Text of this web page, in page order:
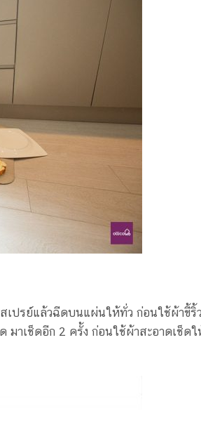
เปรย์แล้วฉีดบนแผ่นให้ทั่ว ก่อนใช้ผ้าขี้ริ้
าเช็ดอีก 2 ครั้ง ก่อนใช้ผ้าสะอาดเช็ดใ